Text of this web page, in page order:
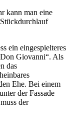
kann man eine
ein eingespielteres
Giovanni“. Als
das
Ehe. Bei einem
der Fassade
der